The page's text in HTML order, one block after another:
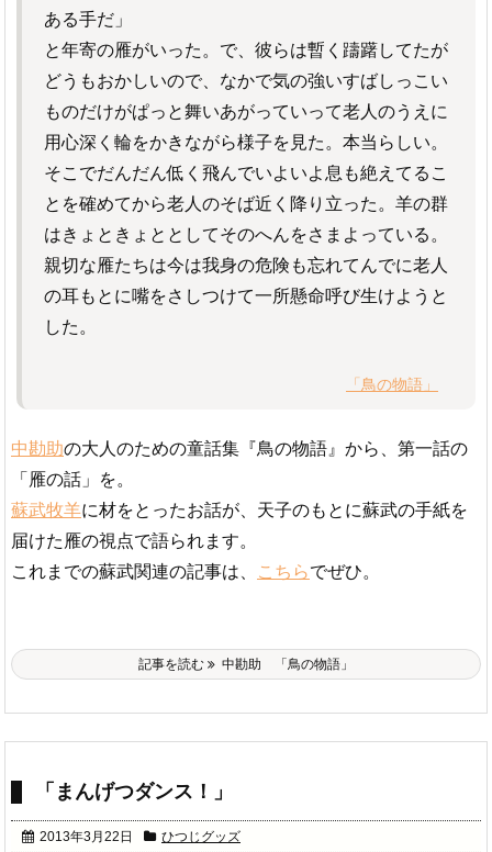
ある手だ」
と年寄の雁がいった。で、彼らは暫く躊躇してたが
どうもおかしいので、なかで気の強いすばしっこい
ものだけがぱっと舞いあがっていって老人のうえに
用心深く輪をかきながら様子を見た。本当らしい。
そこでだんだん低く飛んでいよいよ息も絶えてるこ
とを確めてから老人のそば近く降り立った。羊の群
はきょときょととしてそのへんをさまよっている。
親切な雁たちは今は我身の危険も忘れてんでに老人
の耳もとに嘴をさしつけて一所懸命呼び生けようと
した。
「鳥の物語」
中勘助の大人のための童話集『鳥の物語』から、第一話の
「雁の話」を。
蘇武牧羊に材をとったお話が、天子のもとに蘇武の手紙を
届けた雁の視点で語られます。
これまでの蘇武関連の記事は、
こちらでぜひ。
記事を読む 中勘助 「鳥の物語」
「まんげつダンス！」
2013年3月22日 ひつじグッズ